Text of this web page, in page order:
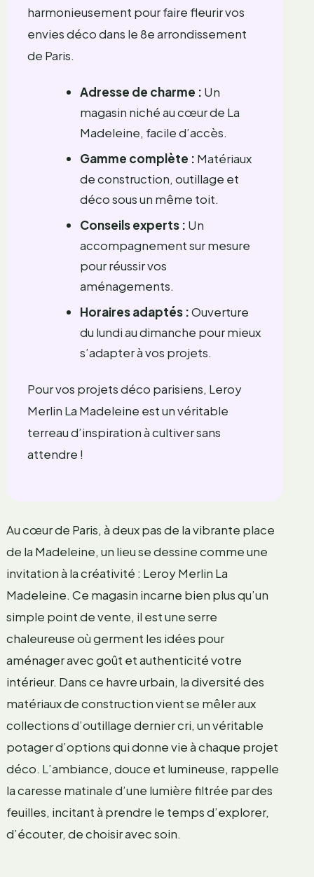
harmonieusement pour faire fleurir vos
envies déco dans le 8e arrondissement
de Paris.
Adresse de charme : Un
magasin niché au cœur de La
Madeleine, facile d’accès.
Gamme complète : Matériaux
de construction, outillage et
déco sous un même toit.
Conseils experts : Un
accompagnement sur mesure
pour réussir vos
aménagements.
Horaires adaptés :Ouverture
du lundi au dimanche pour mieux
s’adapter à vos projets.
Pour vos projets déco parisiens, Leroy
Merlin La Madeleine est un véritable
terreau d’inspiration à cultiver sans
attendre !
Au cœur de Paris, à deux pas de la vibrante place
de la Madeleine, un lieu se dessine comme une
invitation à la créativité : Leroy Merlin La
Madeleine. Ce magasin incarne bien plus qu’un
simple point de vente, il est une serre
chaleureuse où germent les idées pour
aménager avec goût et authenticité votre
intérieur. Dans ce havre urbain, la diversité des
matériaux de construction vient se mêler aux
collections d’outillage dernier cri, un véritable
potager d’options qui donne vie à chaque projet
déco. L’ambiance, douce et lumineuse, rappelle
la caresse matinale d’une lumière filtrée par des
feuilles, incitant à prendre le temps d’explorer,
d’écouter, de choisir avec soin.